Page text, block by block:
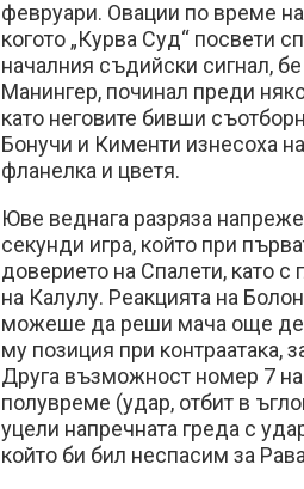
февруари. Овации по време
когото „Курва Суд“ посвети
началния съдийски сигнал,
Манингер, починал преди
като неговите бивши
Бонучи и Кименти изнесоха
фланелка и цветя.
Юве веднага разряза
секунди игра, който при
доверието на Спалети, като с
на Калулу. Реакцията на
можеше да реши мача още
му позиция при контраатака,
Друга възможност номер 7
полувреме (удар, отбит в
уцели напречната греда с
който би бил неспасим за